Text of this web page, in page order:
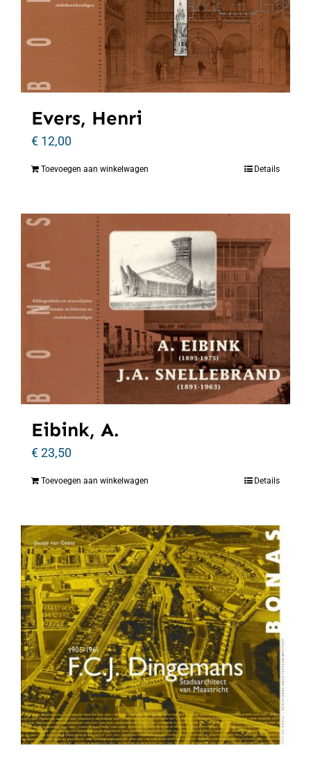
Evers, Henri
€ 12,00
Toevoegen aan winkelwagen Details
Eibink, A.
€23,50
Toevoegen aan winkelwagen Details